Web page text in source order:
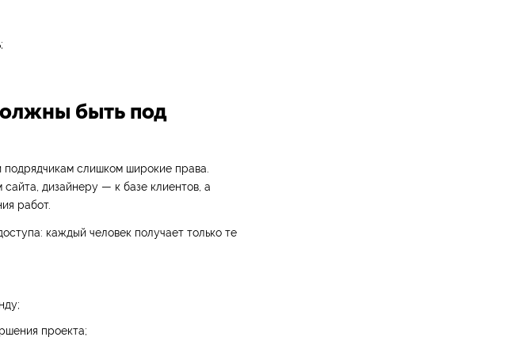
быть под
слишком широкие права.
дизайнеру — к базе клиентов, а
работ.
каждый человек получает только те
проекта;